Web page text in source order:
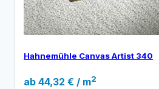
Hahnemühle Canvas Artist 340
ab 44,32 € / m2